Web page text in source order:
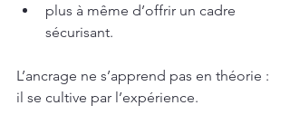
plus à même d’offrir un cadre
sécurisant.
L’ancrage ne s’apprend pas en théorie :
il se cultive par l’expérience.